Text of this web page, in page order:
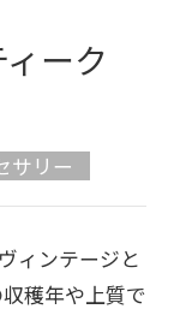
ーク
サリー
ィンテージと
穫年や上質で